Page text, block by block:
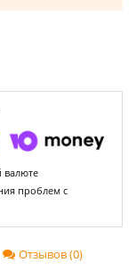
проблем с
Отзывов (0)